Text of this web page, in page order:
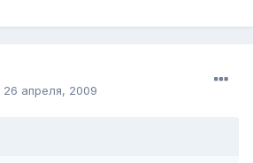
26 апреля, 2009